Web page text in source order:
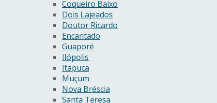
Coqueiro Baixo
Dois Lajeados
Doutor Ricardo
Encantado
Guaporé
Ilópolis
Itapuca
Muçum
Nova Bréscia
Santa Teresa